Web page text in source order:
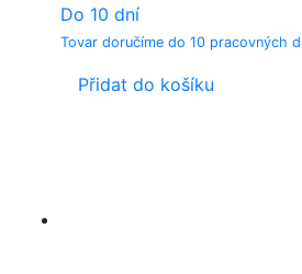
Do 10 dní
Tovar doručíme do 10 pracovných
Přidat do košíku